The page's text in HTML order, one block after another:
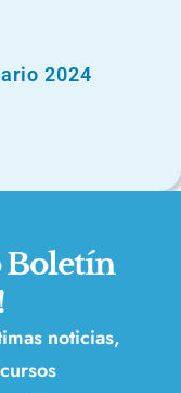
2024
Boletín
noticias,